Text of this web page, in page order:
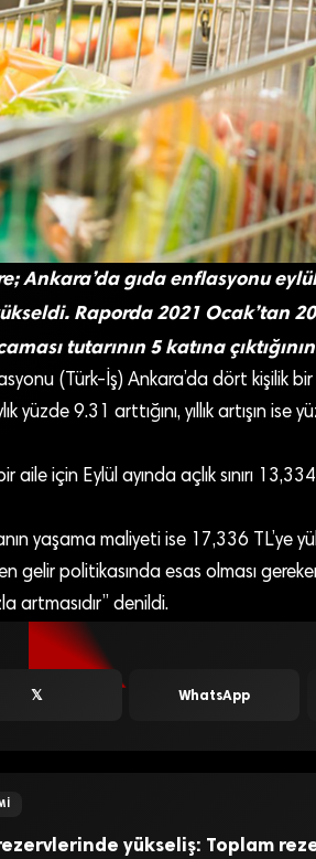
Ankara’da gıda enflasyonu
Raporda 2021 Ocak’tan
tutarının 5 katına
(Türk-İş) Ankara’da dört kişilik
yüzde 9.31 arttığını, yıllık artışın ise
için Eylül ayında açlık sınırı 13,334
yaşama maliyeti ise 17,336 TL’ye
gelir politikasında esas olması
artmasıdır” denildi.
𝕏 WhatsApp
yükseliş: Toplam